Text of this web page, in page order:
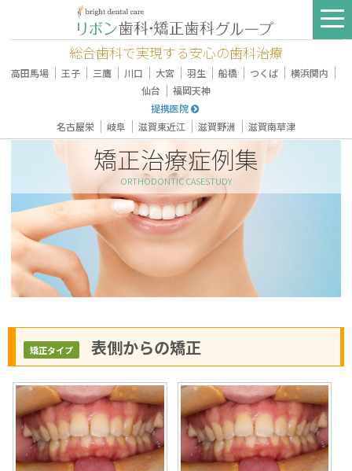
総合歯科で実現する安心の歯科治療
高田馬場 ｜ 王子 ｜ 三鷹 ｜ 川口 ｜ 大宮 ｜ 羽生 ｜ 船橋 ｜ つくば ｜ 横浜関内 ｜
仙台 ｜ 福岡天神
提携医院
名古屋栄 ｜ 岐阜 ｜ 滋賀東近江 ｜ 滋賀野洲 ｜ 滋賀南草津
矯正治療症例集
ORTHODONTIC CASESTUDY
矯正タイプ 表側からの矯正